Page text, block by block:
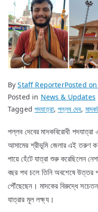
ByStaff ReporterPosted on
Posted in News & Updates
Taggedপদযাত্রা,পল্লব দেব,
পল্লব দেবের মাদকবিরোধী
আসামের শ্রীভূমি জেলার এই তরুণ
পায়ে হেঁটে যাত্রা শুরু করেছিলেন
বছর পথ চলে তিনি অবশেষে উত্তর
পৌঁছেছেন। মাদকের বিরুদ্ধে
যাত্রার মূল লক্ষ্য।